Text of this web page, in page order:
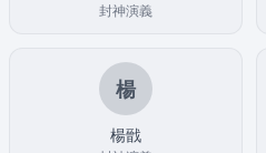
封神演義
楊
楊戩